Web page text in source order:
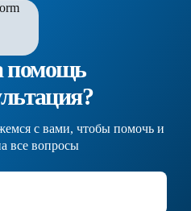
помощь
с вами, чтобы помочь и
все вопросы